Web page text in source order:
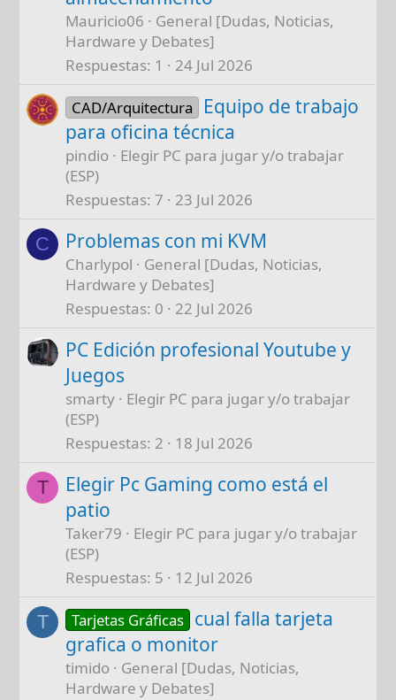
Mauricio06
General [Dudas, Noticias,
Hardware y Debates]
Respuestas 1 24 Jul 2026
CAD/Arquitectura
Equipo de trabajo
para oficina técnica
pindio
Elegir PC para jugar y/o trabajar
(ESP)
Respuestas 7 23 Jul 2026
C Problemas con mi KVM
Charlypol
General [Dudas, Noticias,
Hardware y Debates]
Respuestas 0 22 Jul 2026
PC Edición profesional Youtube y
Juegos
smarty
Elegir PC para jugar y/o trabajar
(ESP)
Respuestas 2 18 Jul 2026
T
Elegir Pc Gaming como está el
patio
Taker79
Elegir PC para jugar y/o trabajar
(ESP)
Respuestas 5 12 Jul 2026
T Tarjetas Gráficas cual falla tarjeta
grafica o monitor
timido
General [Dudas, Noticias,
Hardware y Debates]